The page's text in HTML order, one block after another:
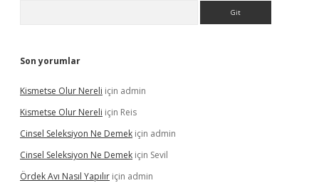
Son yorumlar
Kismetse Olur Nereli için admin
Kismetse Olur Nereli için Reis
Cinsel Seleksiyon Ne Demek için admin
Cinsel Seleksiyon Ne Demek için Sevil
Ördek Avı Nasıl Yapılır için admin